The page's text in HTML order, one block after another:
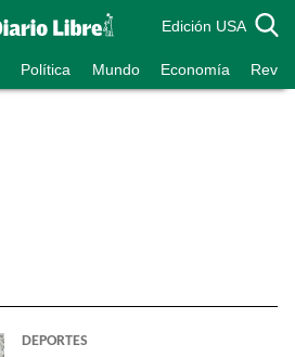
Edición USA
Política Mundo Economía
DEPORTES